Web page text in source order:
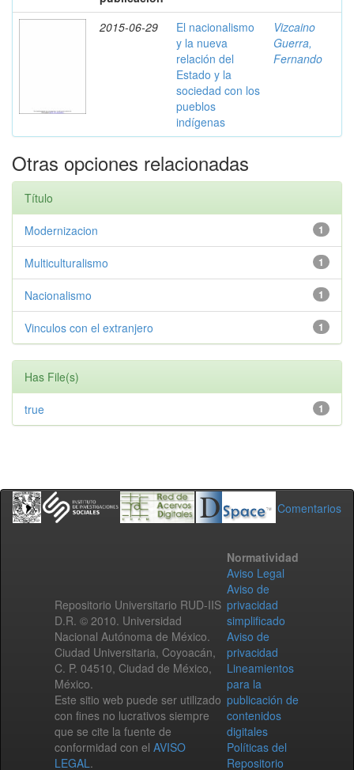
2015-06-29
El nacionalismo
y la nueva
relación del
Estado y la
sociedad con los
pueblos
indígenas
Vizcaino
Guerra,
Fernando
Otras opciones relacionadas
Título
1
Modernizacion
1
Multiculturalismo
1
Nacionalismo
1
Vinculos con el extranjero
Has File(s)
1
true
Comentarios
Repositorio Universitario RUD-IIS
D.R. © 2010. Universidad
Nacional Autónoma de México.
Ciudad Universitaria, Coyoacán,
C. P. 04510, Ciudad de México,
México.
Este sitio web puede ser utilizado
con fines no lucrativos siempre
que se cite la fuente de
conformidad con el AVISO
LEGAL.
Normatividad
Aviso Legal
Aviso de
privacidad
simplificado
Aviso de
privacidad
Lineamientos
para la
publicación de
contenidos
digitales
Políticas del
Repositorio